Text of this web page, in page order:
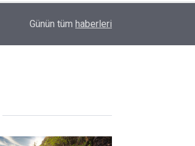
LGS yerleştirme raporu açıklandı:
Günün tüm haberleri